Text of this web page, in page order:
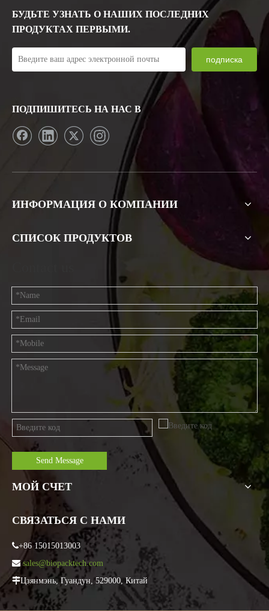
БУДЬТЕ УЗНАТЬ О НАШИХ ПОСЛЕДНИХ
ПРОДУКТАХ ПЕРВЫМИ.
подписка
ПОДПИШИТЕСЬ НА НАС В
ИНФОРМАЦИЯ О КОМПАНИИ
СПИСОК ПРОДУКТОВ
Send Message
МОЙ СЧЕТ
СВЯЗАТЬСЯ С НАМИ
+86 15015013003
 sales@biopacktech.com
Цзянмэнь, Гуандун, 529000, Китай